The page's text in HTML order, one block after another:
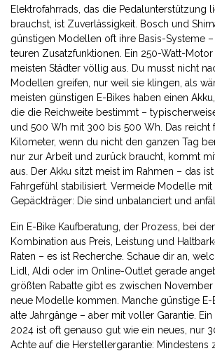
Elektrofahrrads, das die Pedalunterstützung
brauchst, ist Zuverlässigkeit. Bosch und
günstigen Modellen oft ihre Basis-Systeme
teuren Zusatzfunktionen. Ein 250-Watt-
meisten Städter völlig aus. Du musst nicht
Modellen greifen, nur weil sie klingen, als
meisten günstigen E-Bikes haben einen Akku
die die Reichweite bestimmt –
und 500 Wh mit 300 bis 500 Wh. Das reicht
Kilometer, wenn du nicht den ganzen Tag
nur zur Arbeit und zurück braucht, kommt
aus. Der Akku sitzt meist im Rahmen – das
Fahrgefühl stabilisiert. Vermeide Modelle mit
Gepäckträger: Die sind unbalanciert und
Ein E-Bike Kaufberatung der Prozess, bei
Kombination aus Preis, Leistung und
Raten – es ist Recherche. Schaue dir an,
Lidl, Aldi oder im Online-Outlet gerade
größten Rabatte gibt es zwischen November
neue Modelle kommen. Manche günstige E-
alte Jahrgänge – aber mit voller Garantie.
2024 ist oft genauso gut wie ein neues, nur
Achte auf die Herstellergarantie: Mindestens